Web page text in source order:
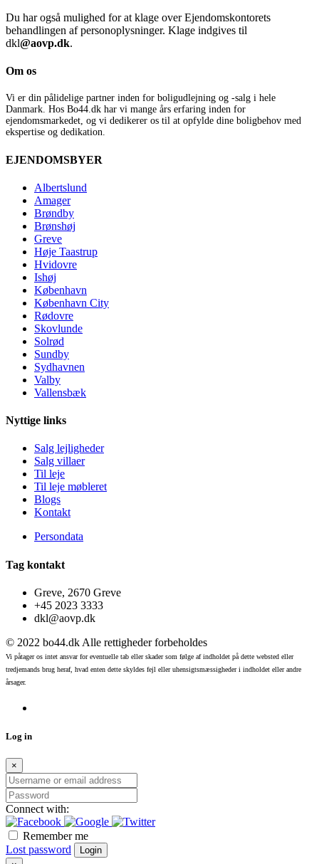
Du har også mulighed for at klage over Ejendomskontorets
behandlingen af personoplysninger. Klage indgives til
dkl@aovp.dk.
Om os
Vi er din pålidelige partner inden for boligudlejning og -salg i hele
Danmark. Hos Bo44.dk har vi mange års erfaring inden for
ejendomsmarkedet, og vi dedikerer os til at opfylde dine boligbehov med
ekspertise og dedikation.
EJENDOMSBYER
Albertslund
Amager
Brøndby
Brønshøj
Greve
Høje Taastrup
Hvidovre
Ishøj
København
København City
Rødovre
Skovlunde
Solrød
Sundby
Sydhavnen
Valby
Vallensbæk
Nyttige links
Salg lejligheder
Salg villaer
Til leje
Til leje møbleret
Blogs
Kontakt
Persondata
Tag kontakt
Greve, 2670 Greve
+45 2023 3333
dkl@aovp.dk
© 2022 bo44.dk Alle rettigheder forbeholdes
Vi påtager os intet ansvar for eventuelle tab eller skader som følge af indholdet på dette websted eller
tredjemands brug heraf, hvad enten dette skyldes fejl eller uhensigtsmæssigheder i indholdet eller andre
årsager.
Log in
×
Connect with:
Remember me
Lost password
Login